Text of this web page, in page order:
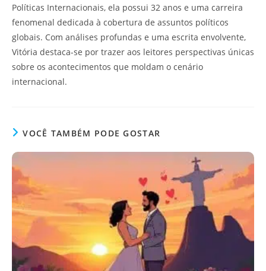
Políticas Internacionais, ela possui 32 anos e uma carreira
fenomenal dedicada à cobertura de assuntos políticos
globais. Com análises profundas e uma escrita envolvente,
Vitória destaca-se por trazer aos leitores perspectivas únicas
sobre os acontecimentos que moldam o cenário
internacional.
VOCÊ TAMBÉM PODE GOSTAR